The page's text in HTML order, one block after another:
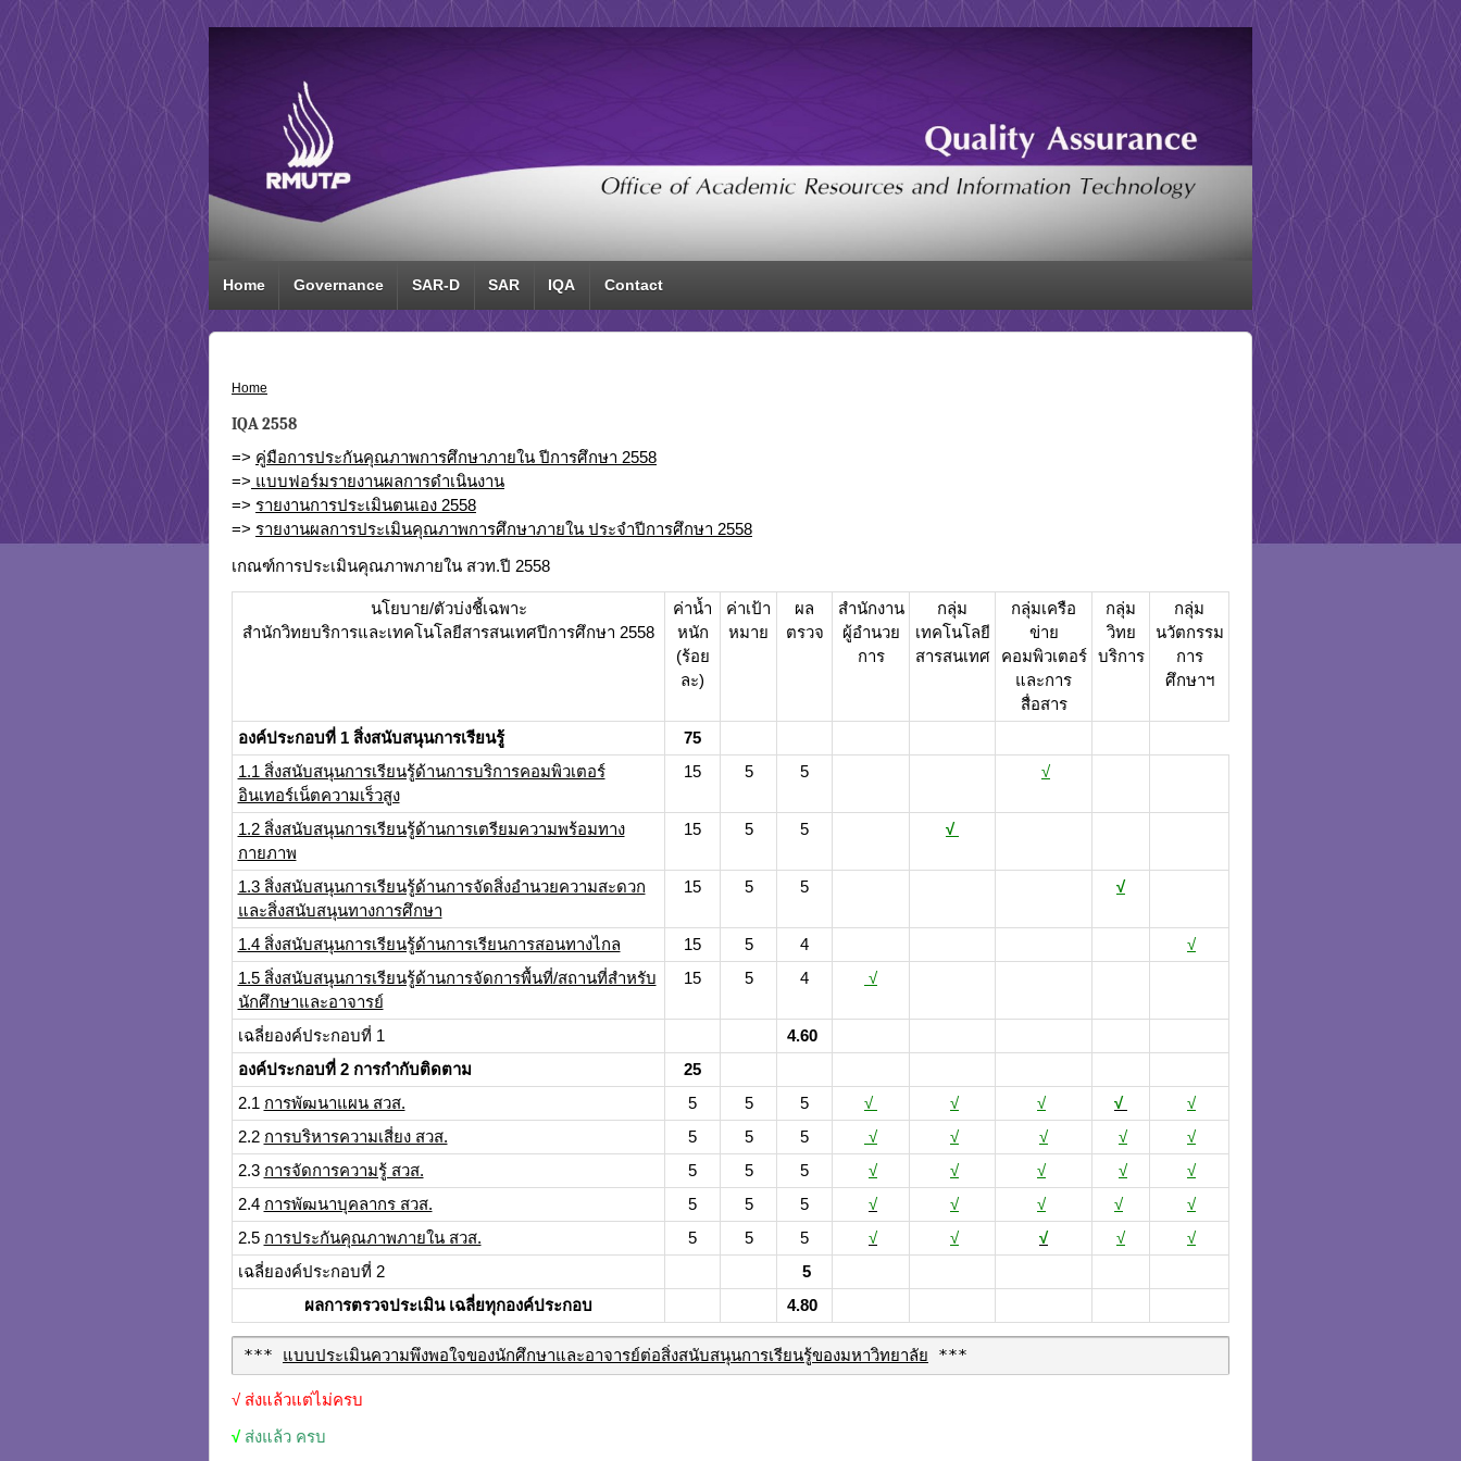
Home Governance SAR-D SAR IQA Contact
Home
IQA 2558
=> คู่มือการประกันคุณภาพการศึกษาภายใน ปีการศึกษา 2558
=> แบบฟอร์มรายงานผลการดำเนินงาน
=> รายงานการประเมินตนเอง 2558
=> รายงานผลการประเมินคุณภาพการศึกษาภายใน ประจำปีการศึกษา 2558
เกณฑ์การประเมินคุณภาพภายใน สวท.ปี 2558
นโยบาย/ตัวบ่งชี้เฉพาะ
สำนักวิทยบริการและเทคโนโลยีสารสนเทศปีการศึกษา 2558
ค่าน้ำ
หนัก
(ร้อย
ละ)
ค่าเป้า
หมาย
ผล
ตรวจ
สำนักงาน
ผู้อำนวย
การ
กลุ่ม
เทคโนโลยี
สารสนเทศ
กลุ่มเครือ
ข่าย
คอมพิวเตอร์
และการ
สื่อสาร
กลุ่ม
วิทย
บริการ
กลุ่ม
นวัตกรรม
การ
ศึกษาฯ
องค์ประกอบที่ 1 สิ่งสนับสนุนการเรียนรู้
75
1.1 สิ่งสนับสนุนการเรียนรู้ด้านการบริการคอมพิวเตอร์
อินเทอร์เน็ตความเร็วสูง
15 5 5 √
1.2 สิ่งสนับสนุนการเรียนรู้ด้านการเตรียมความพร้อมทาง
กายภาพ
15 5 5 √
1.3 สิ่งสนับสนุนการเรียนรู้ด้านการจัดสิ่งอำนวยความสะดวก
และสิ่งสนับสนุนทางการศึกษา
15 5 5 √
1.4 สิ่งสนับสนุนการเรียนรู้ด้านการเรียนการสอนทางไกล 15 5 4
√
1.5 สิ่งสนับสนุนการเรียนรู้ด้านการจัดการพื้นที่/สถานที่สำหรับ
นักศึกษาและอาจารย์
15 5 4 √
เฉลี่ยองค์ประกอบที่ 1
4.60
องค์ประกอบที่ 2 การกำกับติดตาม
25
2.1 การพัฒนาแผน สวส. 5 5 5 √ √ √ √
√
2.2 การบริหารความเสี่ยง สวส. 5 5 5 √ √ √ √
√
2.3 การจัดการความรู้ สวส. 5 5 5 √ √ √ √
√
2.4 การพัฒนาบุคลากร สวส. 5 5 5 √ √ √ √
√
2.5 การประกันคุณภาพภายใน สวส. 5 5 5 √ √ √ √
√
เฉลี่ยองค์ประกอบที่ 2
5
ผลการตรวจประเมิน เฉลี่ยทุกองค์ประกอบ 4.80
*** แบบประเมินความพึงพอใจของนักศึกษาและอาจารย์ต่อสิ่งสนับสนุนการเรียนรู้ของมหาวิทยาลัย ***
√ ส่งแล้วแต่ไม่ครบ
√ ส่งแล้ว ครบ